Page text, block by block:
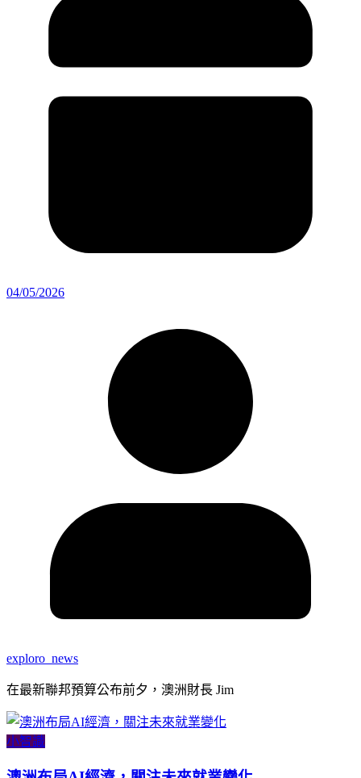
04/05/2026
exploro_news
在最新聯邦預算公布前夕，澳洲財長 Jim
小智識